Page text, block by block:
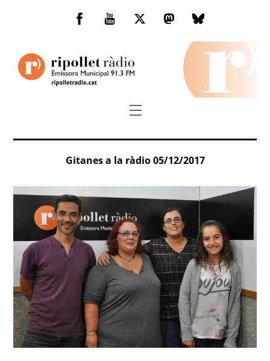
Facebook
You
TwitterMastodonBluesky
Menu
Gitanes a la ràdio 05/12/2017